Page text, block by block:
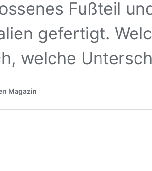
Fußteil
gefertigt.
welche
Magazin